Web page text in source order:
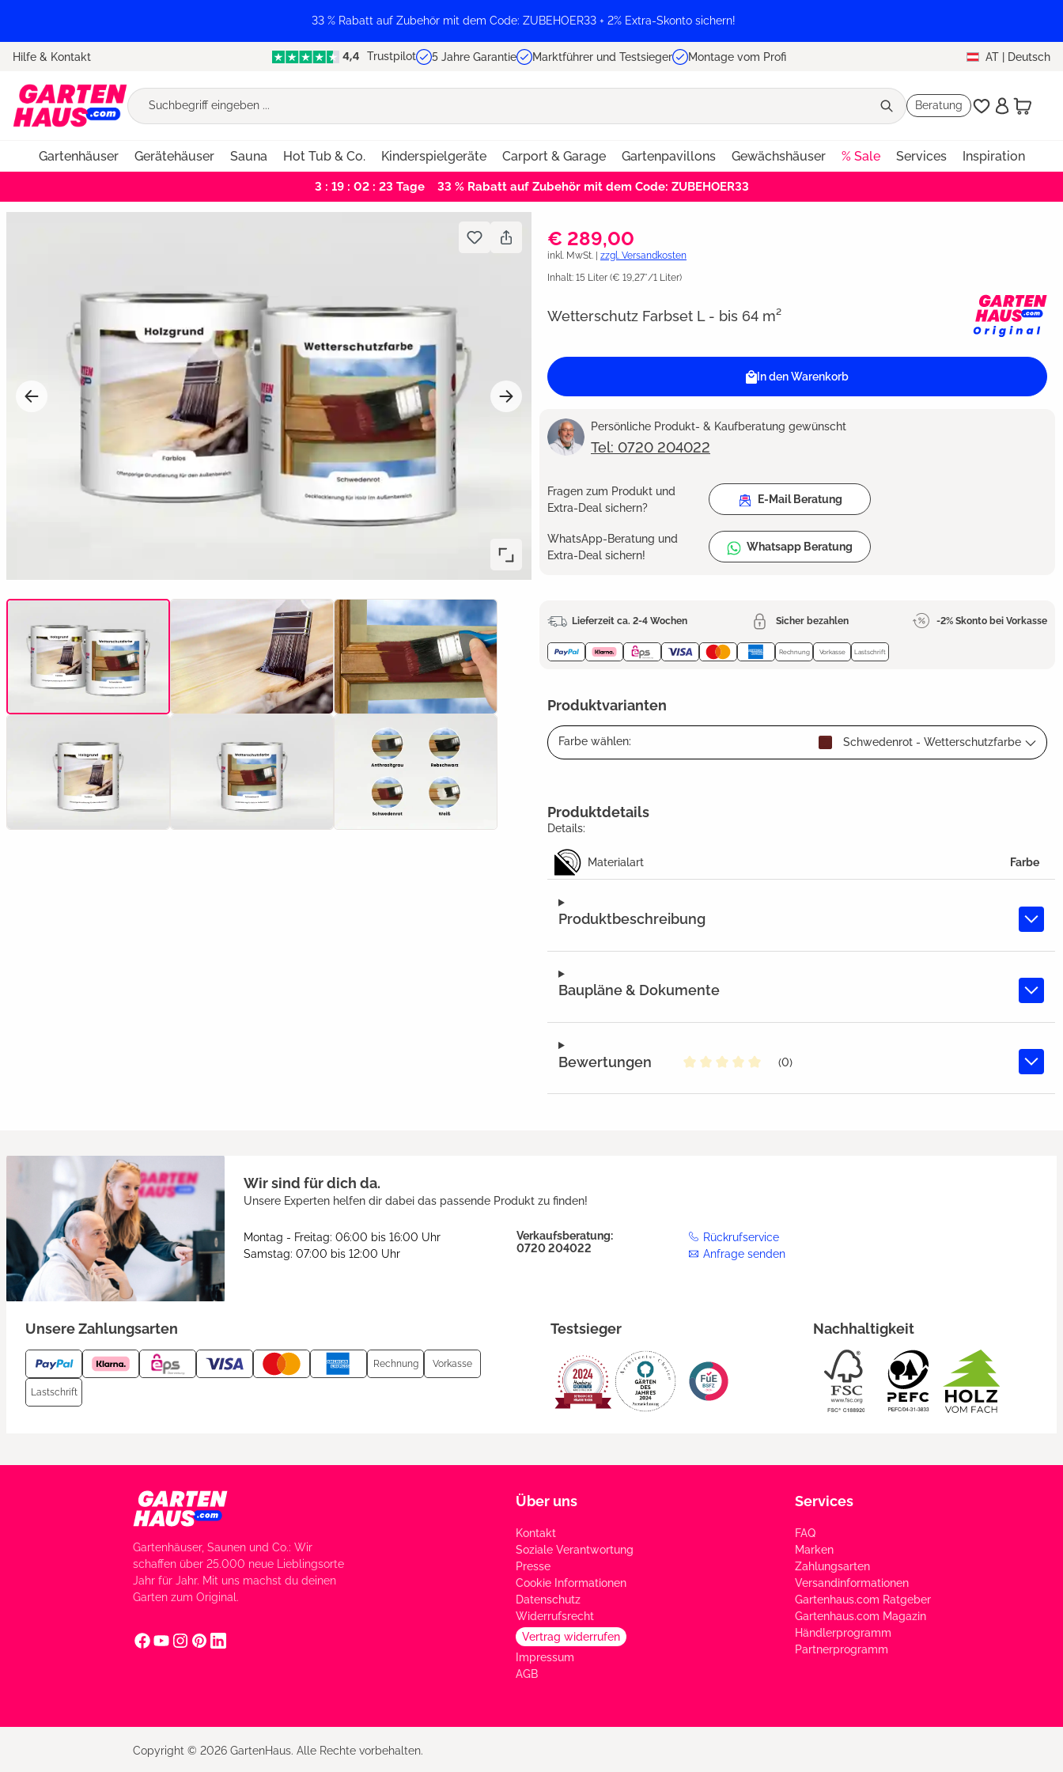
33 % Rabatt auf Zubehör mit dem Code: ZUBEHOER33 + 2% Extra-Skonto sichern!
Hilfe & Kontakt Trustpilot 5 Jahre Garantie Marktführer und Testsieger Montage vom Profi AT | Deutsch
Beratung
Gartenhäuser Gerätehäuser Sauna Hot Tub & Co. Kinderspielgeräte Carport & Garage Gartenpavillons Gewächshäuser % Sale Services Inspiration
3 : 19 : 02 : 23 Tage 33 % Rabatt auf Zubehör mit dem Code: ZUBEHOER33
€ 289,00
inkl. MwSt. | zzgl. Versandkosten
Inhalt: 15 Liter (€ 19,27*/1 Liter)
Wetterschutz Farbset L - bis 64 m²
In den Warenkorb
Persönliche Produkt- & Kaufberatung gewünscht
Tel: 0720 204022
Fragen zum Produkt und
Extra-Deal sichern?
E-Mail Beratung
WhatsApp-Beratung und
Extra-Deal sichern!
Whatsapp Beratung
Lieferzeit ca. 2-4 Wochen Sicher bezahlen -2% Skonto bei Vorkasse
Rechnung Vorkasse Lastschrift
Produktvarianten
Farbe wählen: Schwedenrot - Wetterschutzfarbe
Produktbeschreibung
Baupläne & Dokumente
Bewertungen
(0)
Produktdetails
Details:
Materialart Farbe
Wir sind für dich da.
Unsere Experten helfen dir dabei das passende Produkt zu finden!
Montag - Freitag: 06:00 bis 16:00 Uhr
Samstag: 07:00 bis 12:00 Uhr
Verkaufsberatung:
0720 204022
Rückrufservice
Anfrage senden
Unsere Zahlungsarten
Rechnung Vorkasse
Lastschrift
Testsieger Nachhaltigkeit
Gartenhäuser, Saunen und Co.: Wir
schaffen über 25.000 neue Lieblingsorte
Jahr für Jahr. Mit uns machst du deinen
Garten zum Original.
Über uns
Kontakt
Soziale Verantwortung
Presse
Cookie Informationen
Datenschutz
Widerrufsrecht
Vertrag widerrufen
Impressum
AGB
Services
FAQ
Marken
Zahlungsarten
Versandinformationen
Gartenhaus.com Ratgeber
Gartenhaus.com Magazin
Händlerprogramm
Partnerprogramm
Copyright © 2026 GartenHaus. Alle Rechte vorbehalten.